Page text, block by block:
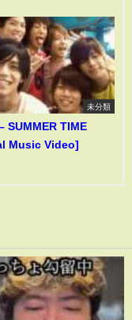
未分類
SUMMER TIME
Music Video]